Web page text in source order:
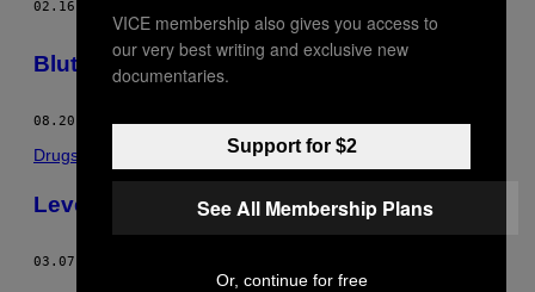
02.16.17
Blut zijn is geen pretje
08.20.16 DOORJORDAN FOISY
Drugs
Leven met een vader die drugsverslaafd is
03.07.16
VICE membership also gives you access to
our very best writing and exclusive new
documentaries.
Support for $2
See All Membership Plans
Or, continue for free